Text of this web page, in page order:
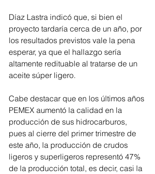
Díaz Lastra indicó que, si bien el
proyecto tardaría cerca de un año, por
los resultados previstos vale la pena
esperar, ya que el hallazgo sería
altamente redituable al tratarse de un
aceite súper ligero.
Cabe destacar que en los últimos años
PEMEX aumentó la calidad en la
producción de sus hidrocarburos,
pues al cierre del primer trimestre de
este año, la producción de crudos
ligeros y superligeros representó 47%
de la producción total, es decir, casi la